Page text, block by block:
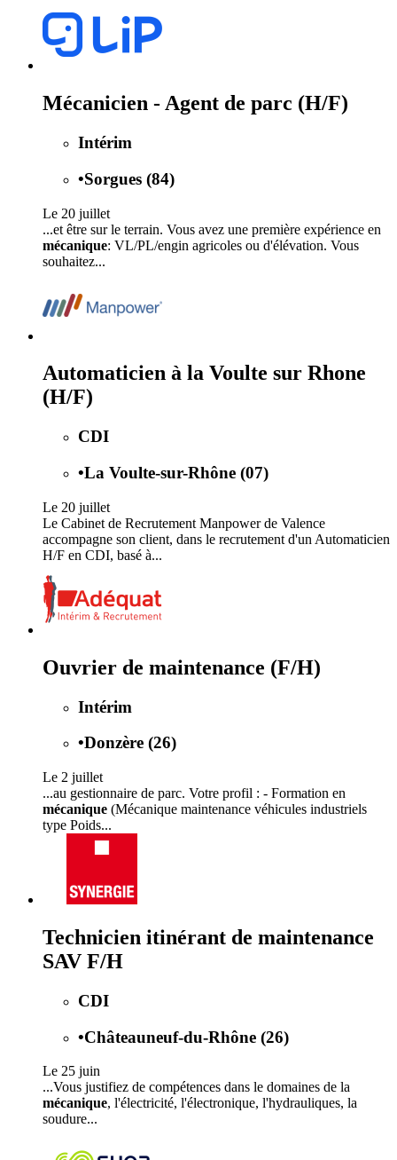
Mécanicien - Agent de parc (H/F)
Intérim
•Sorgues (84)
Le 20 juillet
...et être sur le terrain. Vous avez une première expérience en
mécanique: VL/PL/engin agricoles ou d'élévation. Vous
souhaitez...
Automaticien à la Voulte sur Rhone
(H/F)
CDI
•La Voulte-sur-Rhône (07)
Le 20 juillet
Le Cabinet de Recrutement Manpower de Valence
accompagne son client, dans le recrutement d'un Automaticien
H/F en CDI, basé à...
Ouvrier de maintenance (F/H)
Intérim
•Donzère (26)
Le 2 juillet
...au gestionnaire de parc. Votre profil : - Formation en
mécanique (Mécanique maintenance véhicules industriels
type Poids...
Technicien itinérant de maintenance
SAV F/H
CDI
•Châteauneuf-du-Rhône (26)
Le 25 juin
...Vous justifiez de compétences dans le domaines de la
mécanique, l'électricité, l'électronique, l'hydrauliques, la
soudure...